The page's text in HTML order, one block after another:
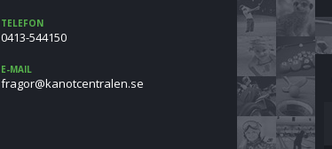
TELEFON
0413-544150
E-MAIL
es.nelartnectonak@rogarf